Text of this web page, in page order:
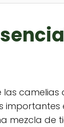
importantes
mezcla de